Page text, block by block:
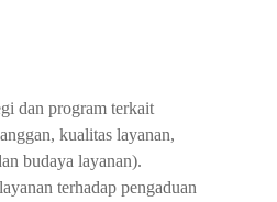
dan program terkait
kualitas layanan,
budaya layanan).
terhadap pengaduan